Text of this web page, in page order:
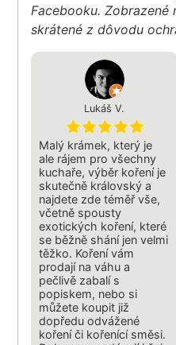
Facebooku.
skrátené z dôvodu
Lukáš V.
Malý krámek, který je
ale rájem pro všechny
kuchaře, výběr koření je
skutečně královský a
najdete zde téměř vše,
včetně spousty
exotických koření, které
se běžně shání jen velmi
těžko. Koření vám
prodají na váhu a
pečlivě zabalí s
popiskem, nebo si
můžete koupit již
dopředu odvážené
koření či kořenící směsi.